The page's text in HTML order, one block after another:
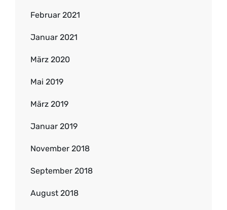
Februar 2021
Januar 2021
März 2020
Mai 2019
März 2019
Januar 2019
November 2018
September 2018
August 2018